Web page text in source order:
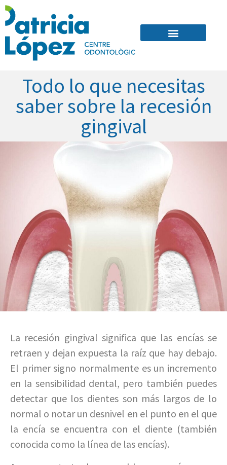
Todo lo que necesitas
saber sobre la recesión
gingival
La recesión gingival significa que las encías se
retraen y dejan expuesta la raíz que hay debajo.
El primer signo normalmente es un incremento
en la sensibilidad dental, pero también puedes
detectar que los dientes son más largos de lo
normal o notar un desnivel en el punto en el que
la encía se encuentra con el diente (también
conocida como la línea de las encías).